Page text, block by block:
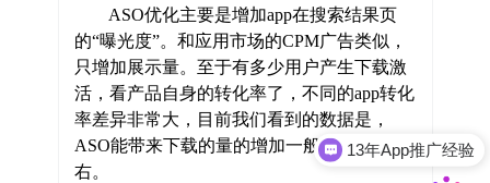
ASO优化主要是增加app在搜索结果页
的“曝光度”。和应用市场的CPM广告类似，
只增加展示量。至于有多少用户产生下载激
活，看产品自身的转化率了，不同的app转化
率差异非常大，目前我们看到的数据是，
ASO能带来下载的量的增加一般都在20%左
右。
13年App推广经验
ASO全案优化